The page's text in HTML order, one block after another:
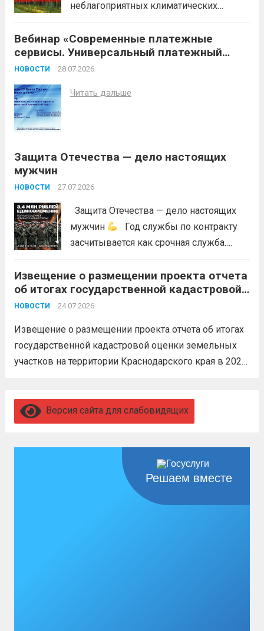
неблагоприятных климатических
воздуха, отсутствие осадков,
порывистый ветер), в целях
недопущения ухудшения лесопожарной
возникновений чрезвычайных
Вебинар «Современные платежные
сервисы. Универсальный платежный
код»
НОВОСТИ 28.07.2026
Читать дальше
Защита Отечества — дело настоящих
мужчин
НОВОСТИ 27.07.2026
Защита Отечества — дело настоящих
мужчин
Год службы по контракту
засчитывается как срочная служба.
невозможен без вашего согласия,
увольнение по окончании срока
гарантировано. Регион предоставляет
бойцам множество мер поддержки:
3,4 млн рублей единовременно;...
Извещение о размещении проекта отчета
об итогах государственной кадастровой
оценки земельных участков на
году
НОВОСТИ 24.07.2026
Извещение о размещении проекта отчета об итогах
государственной кадастровой оценки земельных
участков на территории Краснодарского края в 2026
Версия сайта для слабовидящих
Решаем вместе